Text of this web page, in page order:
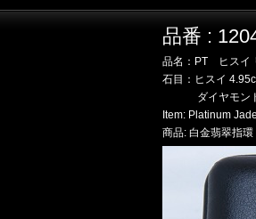
品番 :
品名：PT ヒスイ
石目：ヒスイ
ダイヤモンド
Item: Platinum
商品: 白金翡翠指環